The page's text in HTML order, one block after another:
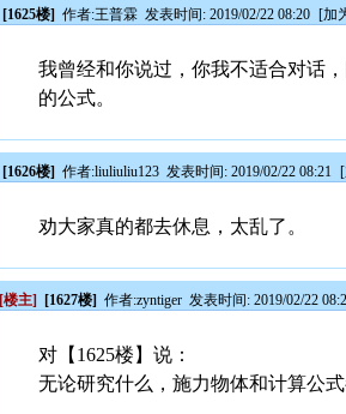
[1625楼] 作者:王普霖 发表时间: 2019/02/22 08:20 [加
我曾经和你说过，你我不适合对话
的公式。
[1626楼] 作者:liuliuliu123 发表时间: 2019/02/22 08:21 [
劝大家真的都去休息，太乱了。
[楼主] [1627楼] 作者:zyntiger 发表时间: 2019/02/22
对【1625楼】说：
无论研究什么，施力物体和计算公